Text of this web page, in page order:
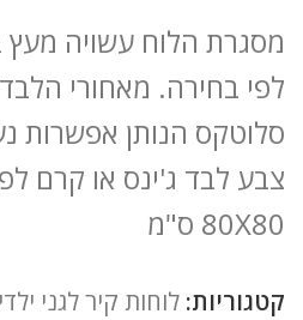
מסגרת הלוח עשויה מעץ
לפי בחירה. מאחורי
סלוטקס הנותן אפשרות
צבע לבד ג'ינס או קרם
80X80 ס"מ
קטגוריות: לוחות קיר לגני